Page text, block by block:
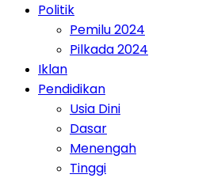
Politik
Pemilu 2024
Pilkada 2024
Iklan
Pendidikan
Usia Dini
Dasar
Menengah
Tinggi